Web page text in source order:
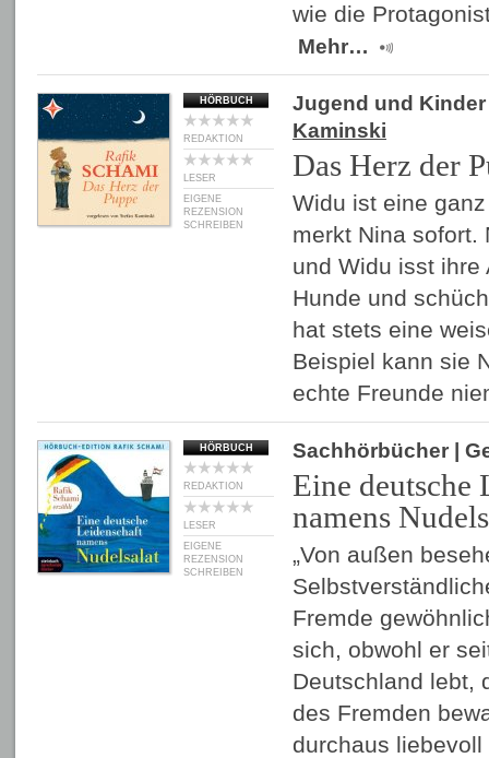
wie die
Mehr…
HÖRBUCH
REDAKTION
LESER
EIGENE
REZENSION
SCHREIBEN
Jugend und Kinder
Kaminski
Das Herz der
Widu ist eine
merkt Nina sofort.
und Widu isst ihre
Hunde und
hat stets eine
Beispiel kann sie
echte Freunde
HÖRBUCH
REDAKTION
LESER
EIGENE
REZENSION
SCHREIBEN
Sachhörbücher |
Eine deutsche
namens
„Von außen
Fremde
sich, obwohl er
Deutschland lebt,
des Fremden
durchaus